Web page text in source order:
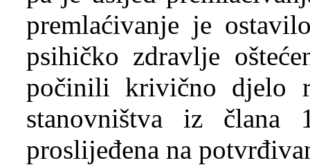
premlaćivanje je
psihičko zdravlje
počinili krivično djelo
stanovništva iz
proslijeđena na